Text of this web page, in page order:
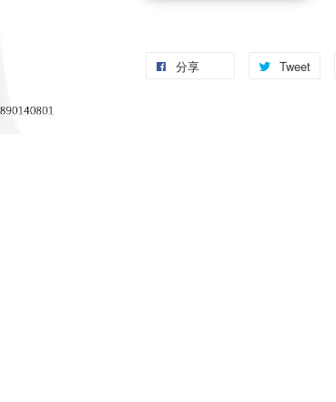
分享 Tweet